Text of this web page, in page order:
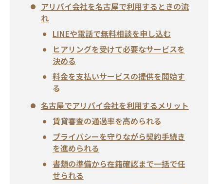
アリバイ会社を名古屋で利用するときの流
れ
LINEや電話で無料相談を申し込む
ヒアリングを受けて必要なサービスを
決める
料金を支払いサービスの提供を開始す
る
名古屋でアリバイ会社を利用するメリット
賃貸審査の通過率を高められる
プライバシーを守りながら契約手続き
を進められる
書類の準備から在籍確認まで一括で任
せられる